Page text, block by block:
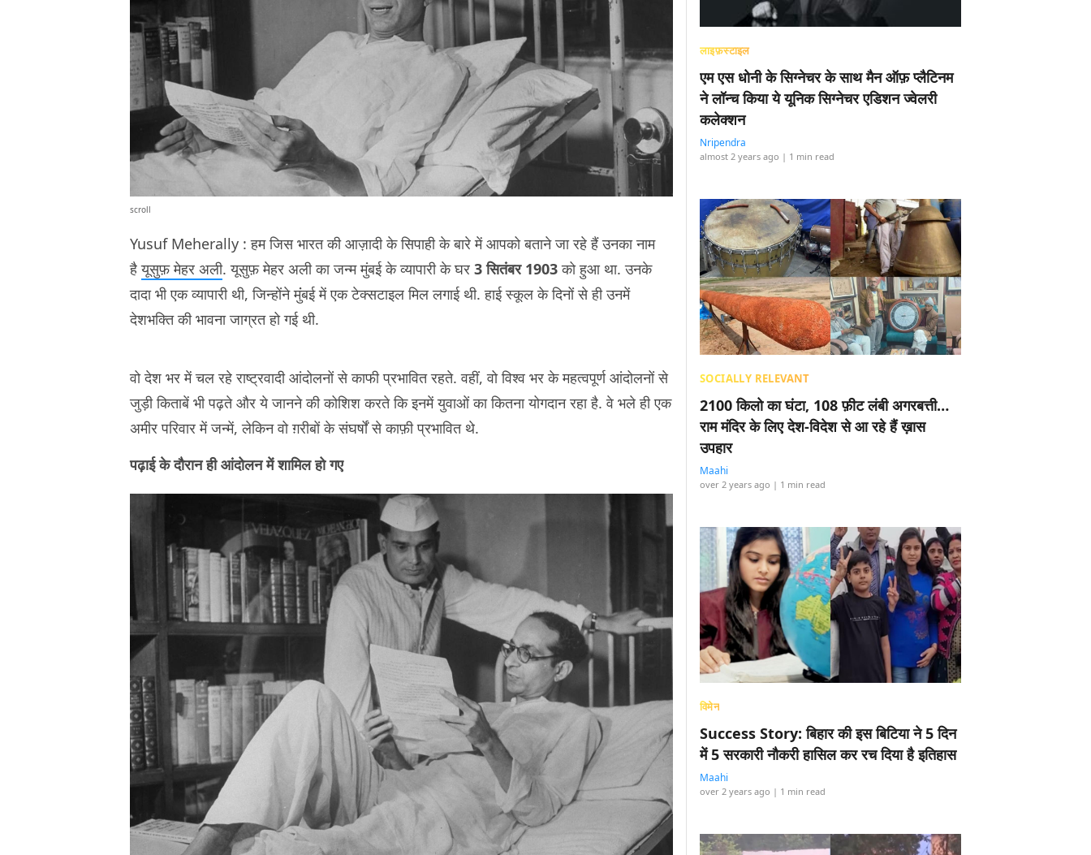
scroll
Yusuf Meherally : हम जिस भारत की आज़ादी के सिपाही के बारे में आपको बताने जा रहे हैं उनका नाम
हैयूसुफ़ मेहर अली. यूसुफ़ मेहर अली का जन्म मुंबई के व्यापारी के घर 3 सितंबर 1903को हुआ था. उनके
दादा भी एक व्यापारी थी, जिन्होंने मुंंबई में एक टेक्सटाइल मिल लगाई थी. हाई स्कूल के दिनों से ही उनमें
देशभक्ति की भावना जाग्रत हो गई थी.
वो देश भर में चल रहे राष्ट्रवादी आंदोलनों से काफी प्रभावित रहते. वहीं, वो विश्व भर के महत्वपूर्ण आंदोलनों से
जुड़ी किताबें भी पढ़ते और ये जानने की कोशिश करते कि इनमें युवाओं का कितना योगदान रहा है. वे भले ही एक
अमीर परिवार में जन्में, लेकिन वो ग़रीबों के संघर्षों से काफ़ी प्रभावित थे.
पढ़ाई के दौरान ही आंदोलन में शामिल हो गए
लाइफ़स्टाइल
एम एस धोनी के सिग्नेचर के साथ मैन ऑफ़ प्लैटिनम
ने लॉन्च किया ये यूनिक सिग्नेचर एडिशन ज्वेलरी
कलेक्शन
Nripendra
almost 2 years ago | 1 min read
SOCIALLY RELEVANT
2100 किलो का घंटा, 108 फ़ीट लंबी अगरबत्ती…
राम मंदिर के लिए देश-विदेश से आ रहे हैं ख़ास
उपहार
Maahi
over 2 years ago | 1 min read
विमेन
Success Story: बिहार की इस बिटिया ने 5 दिन
में 5 सरकारी नौकरी हासिल कर रच दिया है इतिहास
Maahi
over 2 years ago | 1 min read